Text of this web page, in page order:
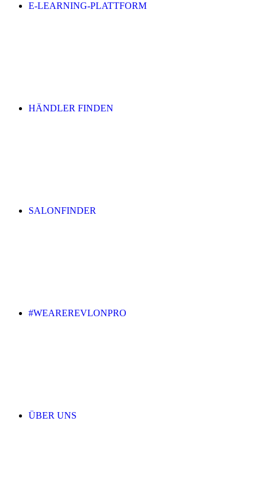
E-LEARNING-PLATTFORM
HÄNDLER FINDEN
SALONFINDER
#WEAREREVLONPRO
ÜBER UNS